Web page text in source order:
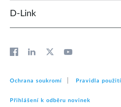
D‑Link
Ochrana soukromí Pravidla použití
Přihlášení k odběru novinek